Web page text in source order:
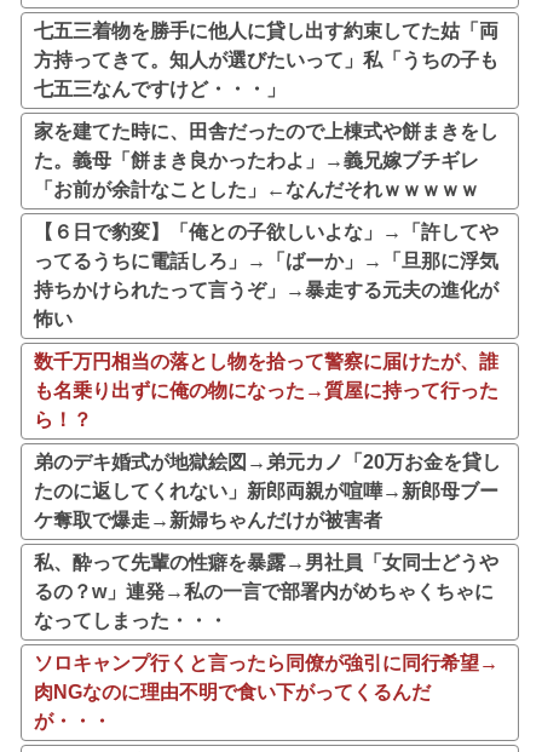
七五三着物を勝手に他人に貸し出す約束してた姑「両
方持ってきて。知人が選びたいって」私「うちの子も
七五三なんですけど・・・」
家を建てた時に、田舎だったので上棟式や餅まきをし
た。義母「餅まき良かったわよ」→義兄嫁ブチギレ
「お前が余計なことした」←なんだそれｗｗｗｗｗ
【６日で豹変】「俺との子欲しいよな」→「許してや
ってるうちに電話しろ」→「ばーか」→「旦那に浮気
持ちかけられたって言うぞ」→暴走する元夫の進化が
怖い
数千万円相当の落とし物を拾って警察に届けたが、誰
も名乗り出ずに俺の物になった→質屋に持って行った
ら！？
弟のデキ婚式が地獄絵図→弟元カノ「20万お金を貸し
たのに返してくれない」新郎両親が喧嘩→新郎母ブー
ケ奪取で爆走→新婦ちゃんだけが被害者
私、酔って先輩の性癖を暴露→男社員「女同士どうや
るの？w」連発→私の一言で部署内がめちゃくちゃに
なってしまった・・・
ソロキャンプ行くと言ったら同僚が強引に同行希望→
肉NGなのに理由不明で食い下がってくるんだ
が・・・